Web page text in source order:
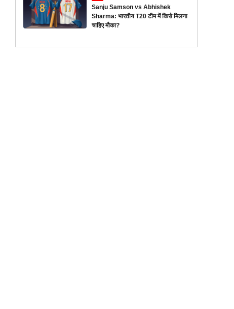
Sanju Samson vs Abhishek
Sharma: भारतीय T20 टीम में किसे मिलना
चाहिए मौका?